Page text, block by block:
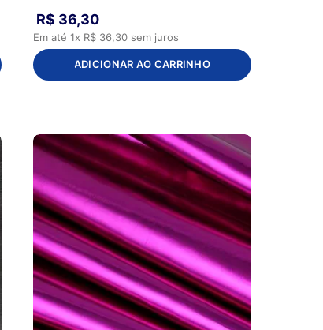
R$ 36,30
Em até1x R$ 36,30 sem juros
ADICIONAR AO CARRINHO